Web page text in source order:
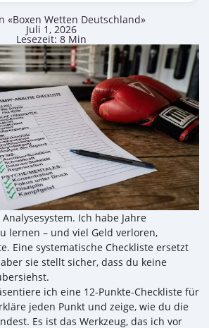
«Boxen Wetten Deutschland»
Juli 1, 2026
Lesezeit: 8 Min
Ich habe Jahre
lernen – und viel Geld verloren,
Eine systematische Checkliste ersetzt
sie stellt sicher, dass du keine
ich eine 12-Punkte-Checkliste für
jeden Punkt und zeige, wie du die
Es ist das Werkzeug, das ich vor